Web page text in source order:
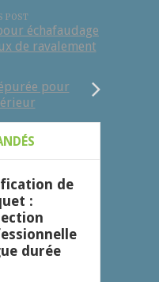
POST
échafaudage
de ravalement
pour
de
:
durée